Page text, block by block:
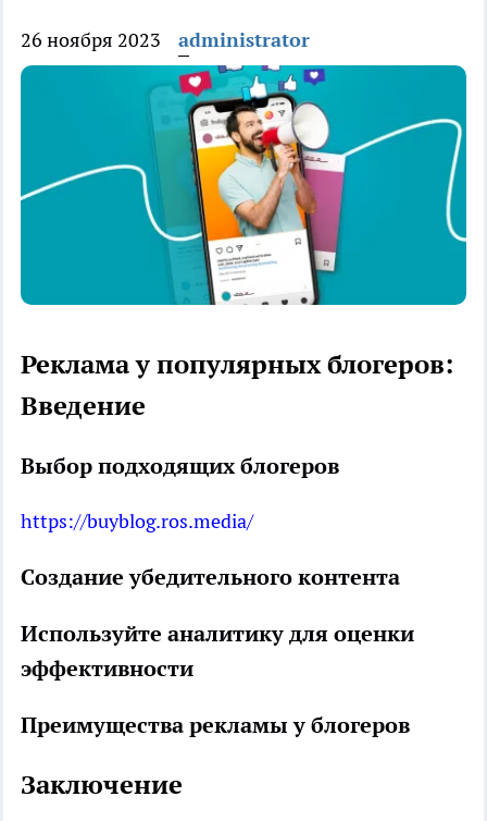
26 ноября 2023 administrator
Реклама у популярных блогеров:
Введение
Выбор подходящих блогеров
https://buyblog.ros.media/
Создание убедительного контента
Используйте аналитику для оценки
эффективности
Преимущества рекламы у блогеров
Заключение